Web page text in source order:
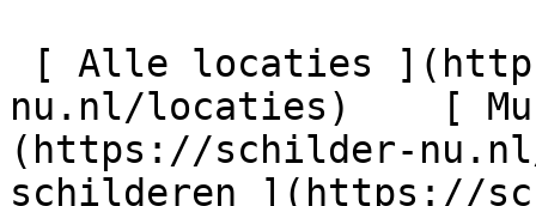
nu.nl/locaties)    [
(https://schilder-
schilderen ](https://